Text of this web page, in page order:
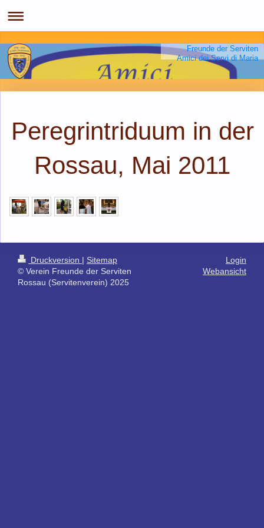
Freunde der Serviten
Amici dei Servi di Maria
Peregrintriduum in der
Rossau, Mai 2011
Druckversion | Sitemap
© Verein Freunde der Serviten
Rossau (Servitenverein) 2025
Login
Webansicht